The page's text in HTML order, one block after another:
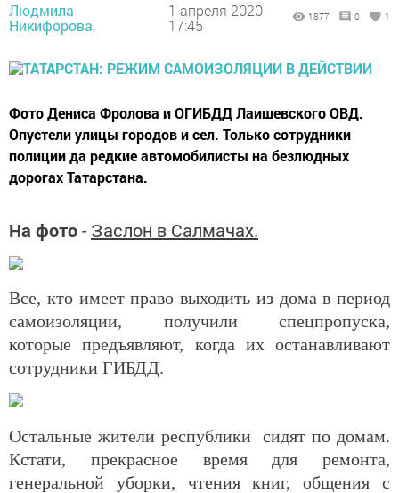
Людмила
Никифорова,
1 апреля 2020 -
17:45
1877 0 1
Фото Дениса Фролова и ОГИБДД Лаишевского ОВД.
Опустели улицы городов и сел. Только сотрудники
полиции да редкие автомобилисты на безлюдных
дорогах Татарстана.
На фото-Заслон в Салмачах.
Все, кто имеет право выходить из дома в период
самоизоляции, получили спецпропуска,
которые предъявляют, когда их останавливают
сотрудники ГИБДД.
Остальные жители республики сидят по домам.
Кстати, прекрасное время для ремонта,
генеральной уборки, чтения книг, общения с